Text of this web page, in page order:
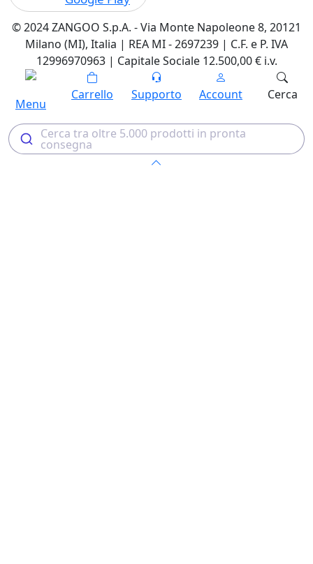
© 2024 ZANGOO S.p.A. - Via Monte Napoleone 8, 20121
Milano (MI), Italia | REA MI - 2697239 | C.F. e P. IVA
12996970963 | Capitale Sociale 12.500,00 € i.v.
Menu
Carrello Supporto Account Cerca
Cerca tra oltre 5.000 prodotti in pronta
consegna